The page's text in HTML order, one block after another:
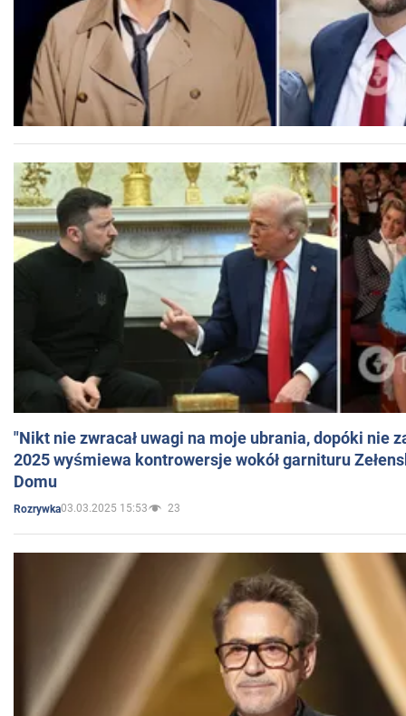
"Nikt nie zwracał uwagi na moje ubrania, dopóki nie
2025 wyśmiewa kontrowersje wokół garnituru
Domu
Rozrywka03.03.2025 15:53 23